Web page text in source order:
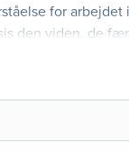
for
den viden, de